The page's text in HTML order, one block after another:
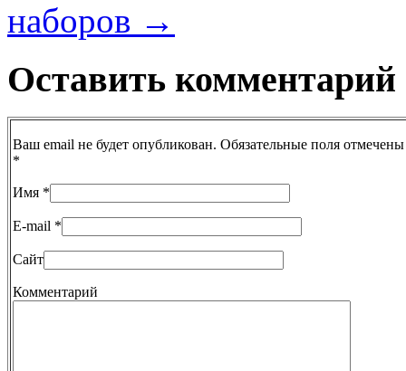
наборов →
Оставить комментарий
Ваш email не будет опубликован. Обязательные поля отмечены
*
Имя *
E-mail *
Сайт
Комментарий